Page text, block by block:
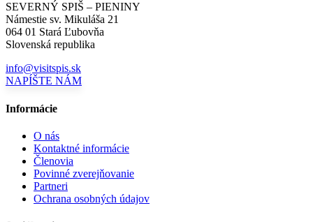
SEVERNÝ SPIŠ – PIENINY
Námestie sv. Mikuláša 21
064 01 Stará Ľubovňa
Slovenská republika
info@visitspis.sk
NAPÍŠTE NÁM
Informácie
O nás
Kontaktné informácie
Členovia
Povinné zverejňovanie
Partneri
Ochrana osobných údajov